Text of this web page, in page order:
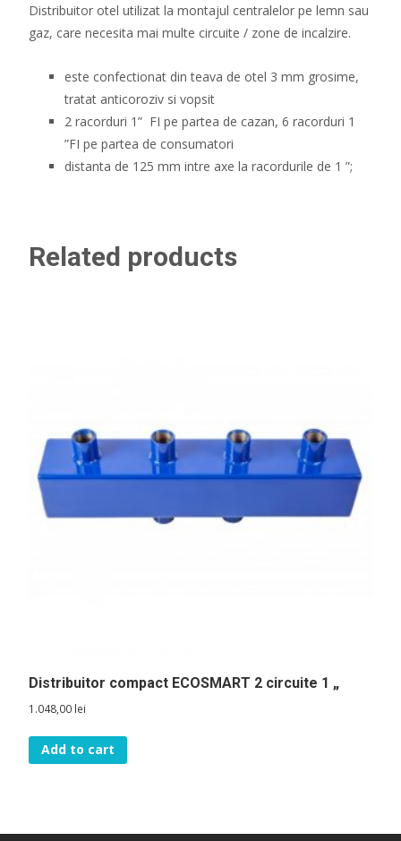
Distribuitor otel utilizat la montajul centralelor pe lemn sau
gaz, care necesita mai multe circuite / zone de incalzire.
este confectionat din teava de otel 3 mm grosime,
tratat anticoroziv si vopsit
2 racorduri 1” FI pe partea de cazan, 6 racorduri 1
”FI pe partea de consumatori
distanta de 125 mm intre axe la racordurile de 1 ”;
Related products
Distribuitor compact ECOSMART 2 circuite 1 „
1.048,00 lei
Add to cart